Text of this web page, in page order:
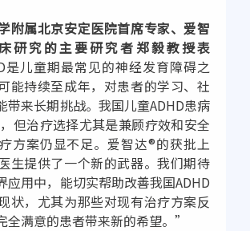
附属北京安定医院首席专家、爱智
研究的主要研究者郑毅教授表
是儿童期最常见的神经发育障碍之
能持续至成年，对患者的学习、社
带来长期挑战。我国儿童ADHD患病
但治疗选择尤其是兼顾疗效和安全
方案仍显不足。爱智达®的获批上
生提供了一个新的武器。我们期待
应用中，能切实帮助改善我国ADHD
状，尤其为那些对现有治疗方案反
全满意的患者带来新的希望。”